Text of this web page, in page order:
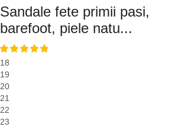
Sandale fete primii pasi,
barefoot, piele natu...
18
19
20
21
22
23